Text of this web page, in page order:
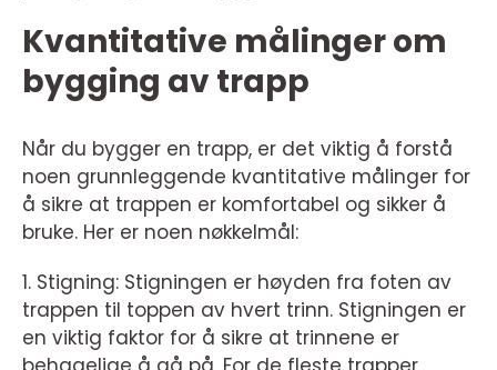
Kvantitative målinger om
bygging av trapp
Når du bygger en trapp, er det viktig å forstå
noen grunnleggende kvantitative målinger for
å sikre at trappen er komfortabel og sikker å
bruke. Her er noen nøkkelmål:
1. Stigning: Stigningen er høyden fra foten av
trappen til toppen av hvert trinn. Stigningen er
en viktig faktor for å sikre at trinnene er